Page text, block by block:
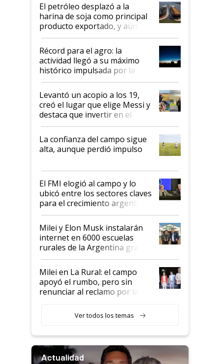
El petróleo desplazó a la
harina de soja como principal
producto exportado, y aún así
el agro aportó casi seis de cada
diez dólares y sostuvo el
liderazgo en un semestre
récord
Récord para el agro: la
actividad llegó a su máximo
histórico impulsada por la
cosecha y las exportaciones
Levantó un acopio a los 19,
creó el lugar que elige Messi y
destaca que invertir en el
kirchnerismo era como "darle
plata a un hijo para droga":
Juan Félix Rossetti, el libertario
que de una dura crisis salió
de Milei
La confianza del campo sigue
alta, aunque perdió impulso
El FMI elogió al campo y lo
ubicó entre los sectores claves
para el crecimiento argentino
Milei y Elon Musk instalarán
internet en 6000 escuelas
rurales de la Argentina gracias
a un acuerdo con Starlink
Milei en La Rural: el campo
apoyó el rumbo, pero sin
renunciar al reclamo por las
Ver todos los temas
Actualidad